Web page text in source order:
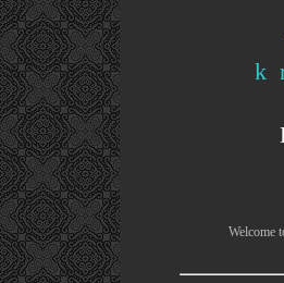
k
Welcome